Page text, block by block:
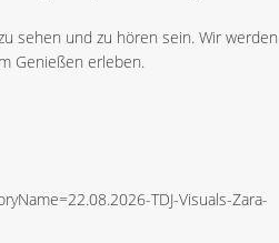
sehen und zu hören sein. Wir werden
Genießen erleben.
TDJ-Visuals-Zara-